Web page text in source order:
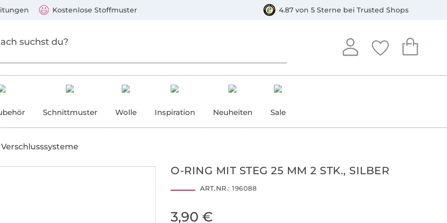
Kostenlose Stoffmuster 4.87 von 5 Sterne bei Trusted Shops
Anmelden
In deinem Konto
Deine
Du hast keine
Dein
Du hast
Schnittmuster Wolle Inspiration Neuheiten Sale
Verschlusssysteme
O-RING MIT STEG 25 MM 2 STK., SILBER
ART.NR.: 196088
3,90 €
Mastercard, PayPal, Giropay, Kauf auf Rechnung, Vorkasse